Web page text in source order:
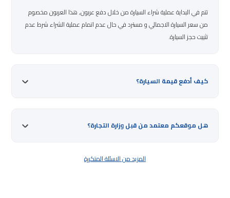
تتم في البداية عملية شراء السيارة من خلال دفع عربون, هذا العربون مخصوم
من سعر السيارة الاجمالي و مسترد في حال عدم اتمام عملية الشراء شرط عدم
تثبيت حجز السيارة.
كيف أدفع قيمة السيارة؟
هل موقعكم معتمد من قبل وزارة التجارة؟
المزيد من الاسئلة المتكررة